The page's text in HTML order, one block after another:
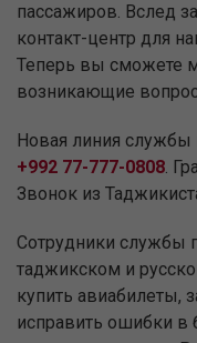
пассажиров. Вслед
контакт-центр для
Теперь вы сможете
возникающие
Новая линия службы
+992 77-777-0808.
Звонок из
Сотрудники службы
таджикском и
купить авиабилеты,
исправить ошибки в